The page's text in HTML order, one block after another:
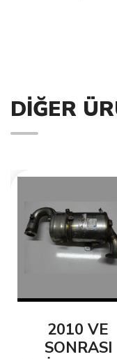
DIĞER
2010 VE
SONRASI